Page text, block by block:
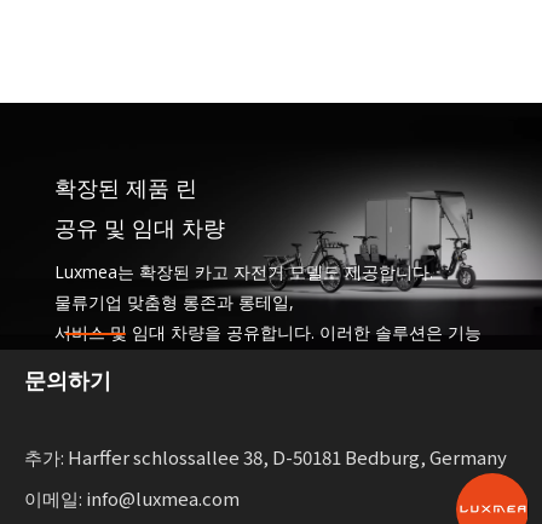
확장된 제품 린
공유 및 임대 차량
Luxmea는 확장된 카고 자전거 모델도 제공합니다.
물류기업 맞춤형 롱존과 롱테일,
서비스 및 임대 차량을 공유합니다. 이러한 솔루션은 기능
지속 가능한 이동성을 확장하는 기업을 위한 유연성을 제
문의하기
추가: Harffer schlossallee 38, D-50181 Bedburg, Germany
이메일: info@luxmea.com